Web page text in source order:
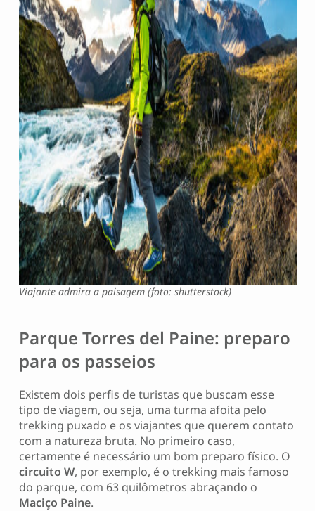
Viajante admira a paisagem (foto: shutterstock)
Parque Torres del Paine: preparo
para os passeios
Existem dois perfis de turistas que buscam esse
tipo de viagem, ou seja, uma turma afoita pelo
trekking puxado e os viajantes que querem contato
com a natureza bruta. No primeiro caso,
certamente é necessário um bom preparo físico. O
circuito W, por exemplo, é o trekking mais famoso
do parque, com 63 quilômetros abraçando o
Maciço Paine.